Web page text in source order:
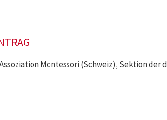
Montessori (Schweiz), Sektion der